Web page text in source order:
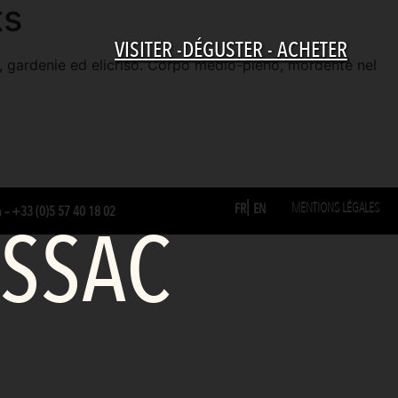
VISITER -DÉGUSTER - ACHETER
ed elicriso. Corpo medio-pieno, mordente nel
–+33 (0)5 57 40 18 02 FR EN MENTIONS LÉGALES